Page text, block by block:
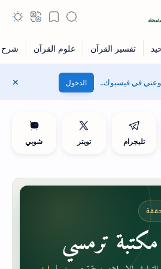
في فيسبوك.. الدخول
تليجرام تويتر شوبي
ترمسي